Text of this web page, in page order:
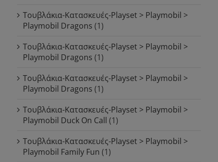
Τουβλάκια-Κατασκευές-Playset > Playmobil >
Playmobil Dragons (1)
Τουβλάκια-Κατασκευές-Playset > Playmobil >
Playmobil Dragons (1)
Τουβλάκια-Κατασκευές-Playset > Playmobil >
Playmobil Dragons (1)
Τουβλάκια-Κατασκευές-Playset > Playmobil >
Playmobil Duck On Call (1)
Τουβλάκια-Κατασκευές-Playset > Playmobil >
Playmobil Family Fun (1)